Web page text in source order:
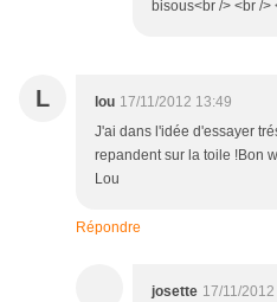
bisous<br /> <br />
L lou 17/11/2012 13:49
J'ai dans l'idée d'essayer
repandent sur la toile !Bon
Lou
Répondre
josette 17/11/